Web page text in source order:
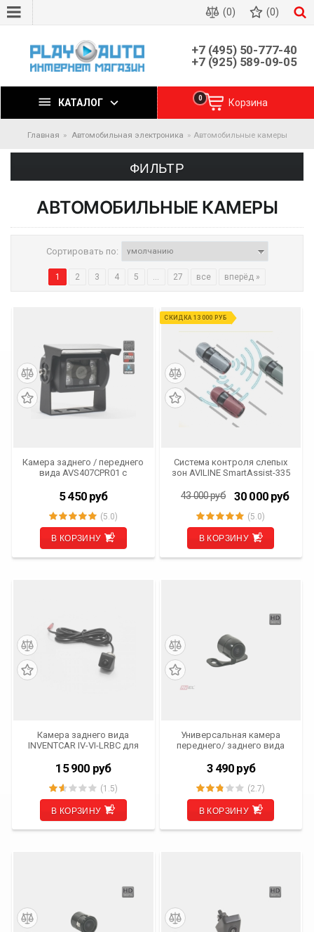
(0) (0)
+7 (495) 50-777-40
+7 (925) 589-09-05
КАТАЛОГ Корзина
0
Главная Автомобильная электроника Автомобильные камеры
ФИЛЬТР
АВТОМОБИЛЬНЫЕ КАМЕРЫ
Сортировать по:
1 2 3 4 5 ... 27 все вперёд »
Камера заднего / переднего
вида AVS407CPR01 с
и автоматической ИК-
подсветкой
5 450 руб
(5.0)
В КОРЗИНУ
СКИДКА 13 000 РУБ
Система контроля слепых
зон AVILINE SmartAssist-335
43 000руб 30 000 руб
(5.0)
В КОРЗИНУ
Камера заднего вида
INVENTCAR IV-VI-LRBC для
Bosch
15 900 руб
(1.5)
В КОРЗИНУ
Универсальная камера
переднего/ заднего вида
3 490 руб
(2.7)
В КОРЗИНУ